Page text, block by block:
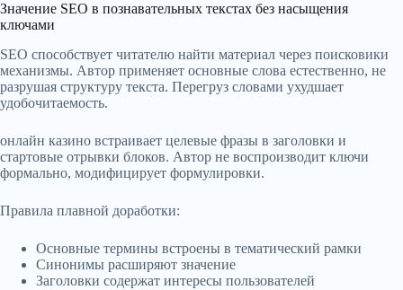
Значение SEO в познавательных текстах без насыщения
ключами
SEO способствует читателю найти материал через поисковики
механизмы. Автор применяет основные слова естественно, не
разрушая структуру текста. Перегруз словами ухудшает
удобочитаемость.
онлайн казино встраивает целевые фразы в заголовки и
стартовые отрывки блоков. Автор не воспроизводит ключи
формально, модифицирует формулировки.
Правила плавной доработки:
Основные термины встроены в тематический рамки
Синонимы расширяют значение
Заголовки содержат интересы пользователей